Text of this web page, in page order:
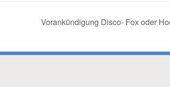
Vorankündigung Disco- Fox oder